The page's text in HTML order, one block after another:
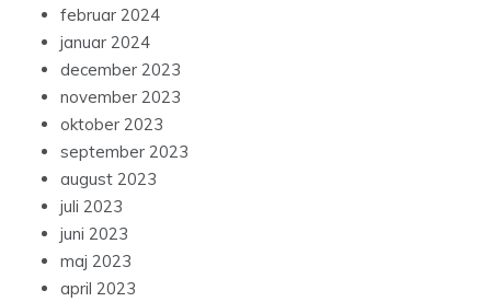
februar 2024
januar 2024
december 2023
november 2023
oktober 2023
september 2023
august 2023
juli 2023
juni 2023
maj 2023
april 2023